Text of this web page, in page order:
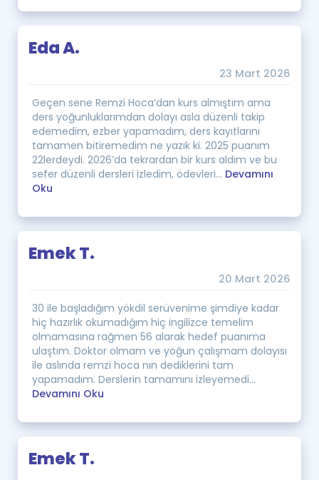
Eda A.
23 Mart 2026
Geçen sene Remzi Hoca’dan kurs almıştım ama
ders yoğunluklarımdan dolayı asla düzenli takip
edemedim, ezber yapamadım, ders kayıtlarını
tamamen bitiremedim ne yazık ki. 2025 puanım
22lerdeydi. 2026’da tekrardan bir kurs aldım ve bu
sefer düzenli dersleri izledim, ödevleri... Devamını
Oku
Emek T.
20 Mart 2026
30 ile başladığım yökdil serüvenime şimdiye kadar
hiç hazırlık okumadığım hiç ingilizce temelim
olmamasına rağmen 56 alarak hedef puanıma
ulaştım. Doktor olmam ve yoğun çalışmam dolayısı
ile aslında remzi hoca nın dediklerini tam
yapamadım. Derslerin tamamını izleyemedi...
Devamını Oku
Emek T.